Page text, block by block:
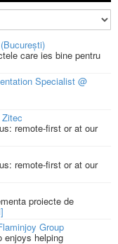
care ies bine pentru
Specialist @
remote-first or at our
remote-first or at our
proiecte de
Group
enjoys helping